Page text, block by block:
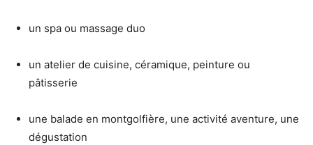
un spa ou massage duo
un atelier de cuisine, céramique, peinture ou
pâtisserie
une balade en montgolfière, une activité aventure, une
dégustation